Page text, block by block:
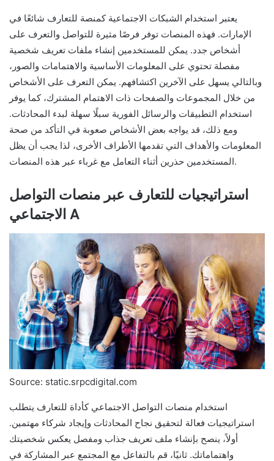
يعتبر استخدام الشبكات الاجتماعية كمنصة للتعارف شائعًا في
الإمارات. فهذه المنصات توفر فرصًا مثيرة للتواصل والتعرف على
أشخاص جدد. يمكن للمستخدمين إنشاء ملفات تعريف شخصية
مفصلة تحتوي على المعلومات الأساسية والاهتمامات والصور،
وبالتالي يسهل على الآخرين اكتشافهم. يمكن التعرف على الأشخاص
من خلال المجموعات والصفحات ذات الاهتمام المشترك، كما يوفر
استخدام التطبيقات والرسائل الفورية سبلًا سهلة لبدء المحادثات.
ومع ذلك، قد يواجه بعض الأشخاص صعوبة في التأكد من صحة
المعلومات والأهداف التي تقدمها الأطراف الأخرى، لذا يجب أن يظل
المستخدمين حذرين أثناء التعامل مع غرباء عبر هذه المنصات.
استراتيجيات للتعارف عبر منصات التواصل
الاجتماعي A
Source: static.srpcdigital.com
استخدام منصات التواصل الاجتماعي كأداة للتعارف يتطلب
استراتيجيات فعالة لتحقيق نجاح المحادثات وإيجاد شركاء مهتمين.
أولاً، ينصح بإنشاء ملف تعريف جذاب ومفصل يعكس شخصيتك
واهتماماتك. ثانيًا، قم بالتفاعل مع المجتمع عبر المشاركة في